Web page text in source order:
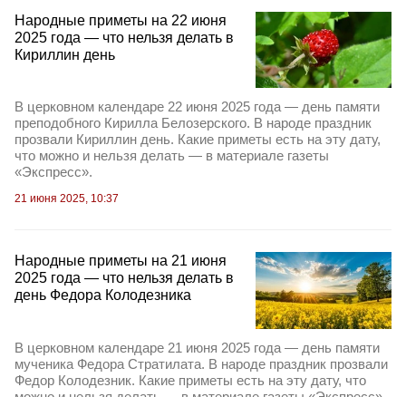
Народные приметы на 22 июня
2025 года — что нельзя делать в
Кириллин день
В церковном календаре 22 июня 2025 года — день памяти
преподобного Кирилла Белозерского. В народе праздник
прозвали Кириллин день. Какие приметы есть на эту дату,
что можно и нельзя делать — в материале газеты
«Экспресс».
21 июня 2025, 10:37
Народные приметы на 21 июня
2025 года — что нельзя делать в
день Федора Колодезника
В церковном календаре 21 июня 2025 года — день памяти
мученика Федора Стратилата. В народе праздник прозвали
Федор Колодезник. Какие приметы есть на эту дату, что